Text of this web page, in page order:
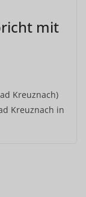
mit
Kreuznach)
Kreuznach in